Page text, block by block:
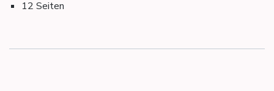
12 Seiten